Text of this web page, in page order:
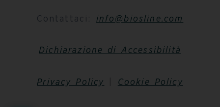
Contattaci: info@biosline.com
Dichiarazione di Accessibilità
Privacy Policy Cookie Policy